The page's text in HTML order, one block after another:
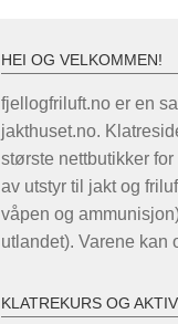
HEI OG VELKOMMEN!
fjellogfriluft.no er en
jakthuset.no.
største nettbutikker
av utstyr til jakt og
våpen og
utlandet). Varene kan
KLATREKURS OG